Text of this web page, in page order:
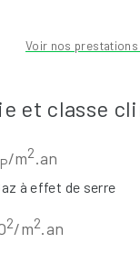
Voir nos
et classe
/m2.an
à effet de serre
2/m2.an